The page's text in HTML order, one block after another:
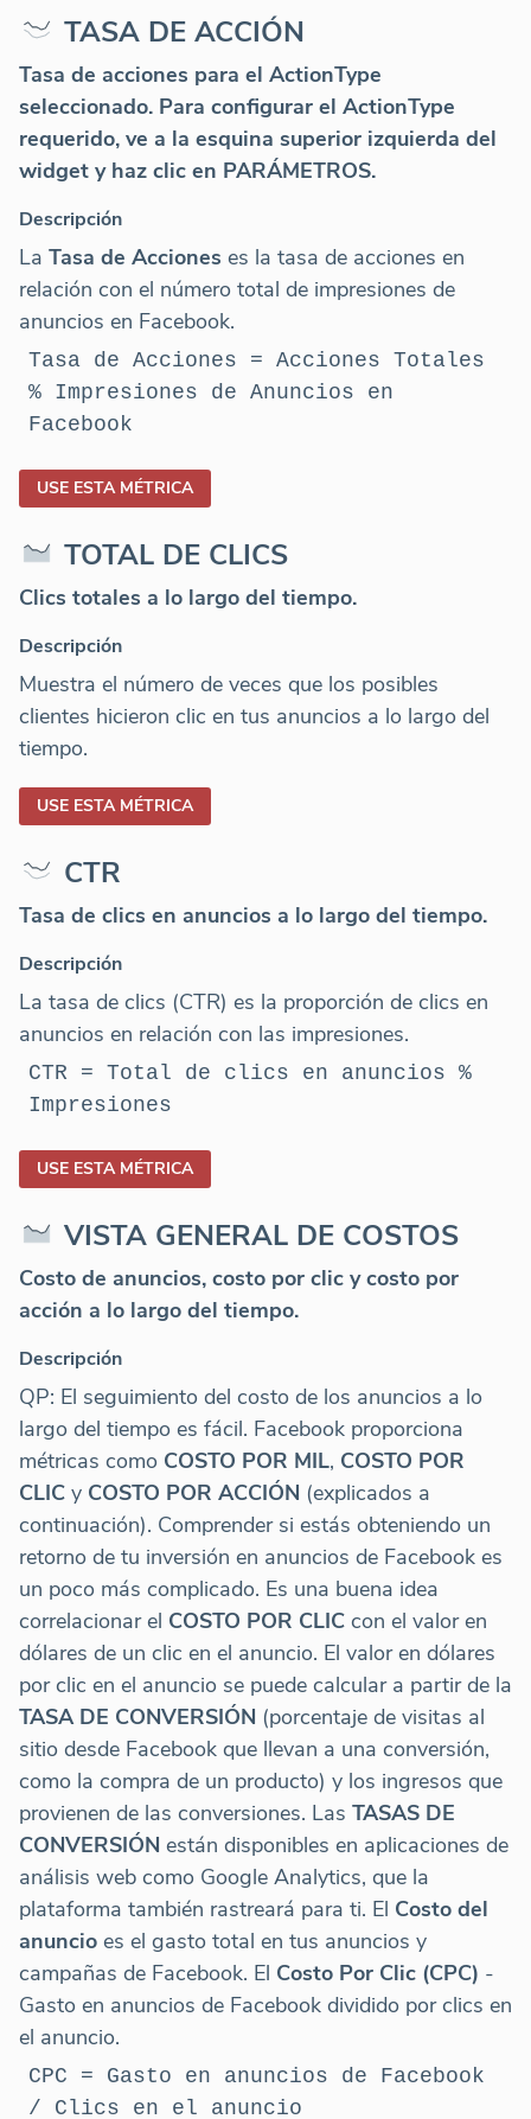
TASA DE ACCIÓN
Tasa de acciones para el ActionType
seleccionado. Para configurar el ActionType
requerido, ve a la esquina superior izquierda del
widget y haz clic en PARÁMETROS.
Descripción
La Tasa de Acciones es la tasa de acciones en
relación con el número total de impresiones de
anuncios en Facebook.
Tasa de Acciones = Acciones Totales
% Impresiones de Anuncios en
Facebook
USE ESTA MÉTRICA
TOTAL DE CLICS
Clics totales a lo largo del tiempo.
Descripción
Muestra el número de veces que los posibles
clientes hicieron clic en tus anuncios a lo largo del
tiempo.
USE ESTA MÉTRICA
CTR
Tasa de clics en anuncios a lo largo del tiempo.
Descripción
La tasa de clics (CTR) es la proporción de clics en
anuncios en relación con las impresiones.
CTR = Total de clics en anuncios %
Impresiones
USE ESTA MÉTRICA
VISTA GENERAL DE COSTOS
Costo de anuncios, costo por clic y costo por
acción a lo largo del tiempo.
Descripción
QP: El seguimiento del costo de los anuncios a lo
largo del tiempo es fácil. Facebook proporciona
métricas como COSTO POR MIL, COSTO POR
CLIC y COSTO POR ACCIÓN (explicados a
continuación). Comprender si estás obteniendo un
retorno de tu inversión en anuncios de Facebook es
un poco más complicado. Es una buena idea
correlacionar el COSTO POR CLIC con el valor en
dólares de un clic en el anuncio. El valor en dólares
por clic en el anuncio se puede calcular a partir de la
TASA DE CONVERSIÓN (porcentaje de visitas al
sitio desde Facebook que llevan a una conversión,
como la compra de un producto) y los ingresos que
provienen de las conversiones. Las TASAS DE
CONVERSIÓN están disponibles en aplicaciones de
análisis web como Google Analytics, que la
plataforma también rastreará para ti. El Costo del
anuncio es el gasto total en tus anuncios y
campañas de Facebook. El Costo Por Clic (CPC) -
Gasto en anuncios de Facebook dividido por clics en
el anuncio.
CPC = Gasto en anuncios de Facebook
/ Clics en el anuncio